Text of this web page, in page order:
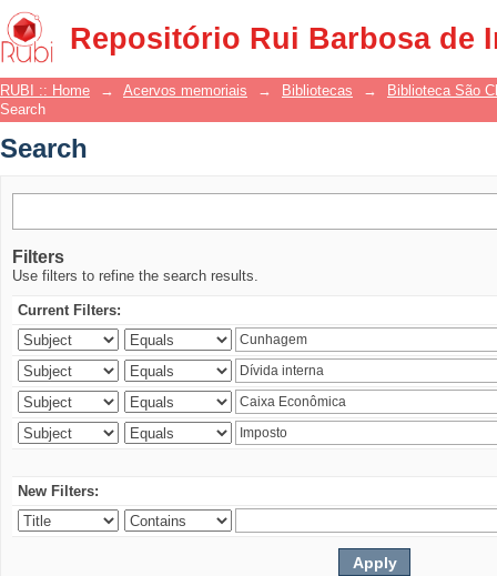
Repositório Rui Barbosa de
Search
RUBI :: Home → Acervos memoriais → Bibliotecas →
Biblioteca São
Search
Search
Filters
Use filters to refine the search results.
Current Filters:
New Filters: